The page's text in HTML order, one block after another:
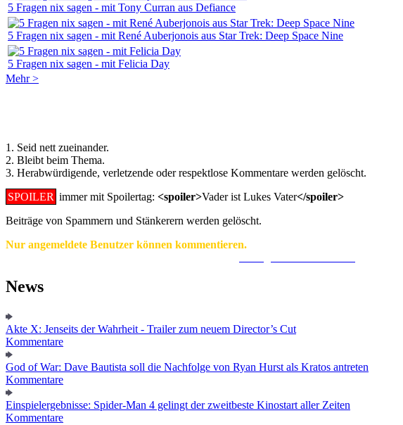
5 Fragen nix sagen - mit Tony Curran aus Defiance
5 Fragen nix sagen - mit René Auberjonois aus Star Trek: Deep Space Nine
5 Fragen nix sagen - mit Felicia Day
Mehr >
1. Seid nett zueinander.
2. Bleibt beim Thema.
3. Herabwürdigende, verletzende oder respektlose Kommentare werden gelöscht.
SPOILER immer mit Spoilertag: <spoiler>Vader ist Lukes Vater</spoiler>
Beiträge von Spammern und Stänkerern werden gelöscht.
Nur angemeldete Benutzer können kommentieren.
News
Akte X: Jenseits der Wahrheit - Trailer zum neuem Director’s Cut
Kommentare
God of War: Dave Bautista soll die Nachfolge von Ryan Hurst als Kratos antreten
Kommentare
Einspielergebnisse: Spider-Man 4 gelingt der zweitbeste Kinostart aller Zeiten
Kommentare